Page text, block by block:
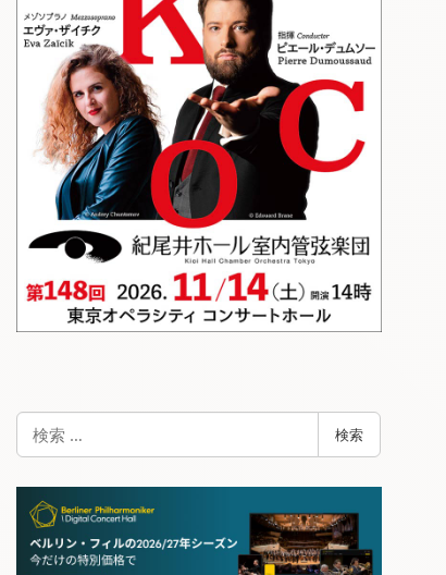
ぶらあぼブラス！
フォルテピアノ・オデッセイ
検
索
検索